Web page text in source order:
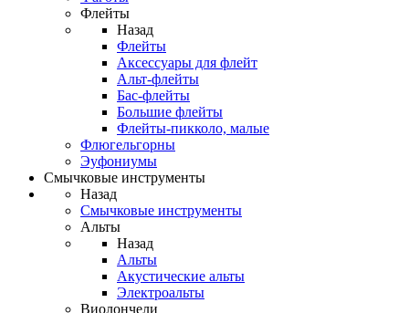
Флейты
Назад
Флейты
Аксессуары для флейт
Альт-флейты
Бас-флейты
Большие флейты
Флейты-пикколо, малые
Флюгельгорны
Эуфониумы
Смычковые инструменты
Назад
Смычковые инструменты
Альты
Назад
Альты
Акустические альты
Электроальты
Виолончели